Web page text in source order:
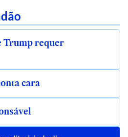
Trump requer
cara